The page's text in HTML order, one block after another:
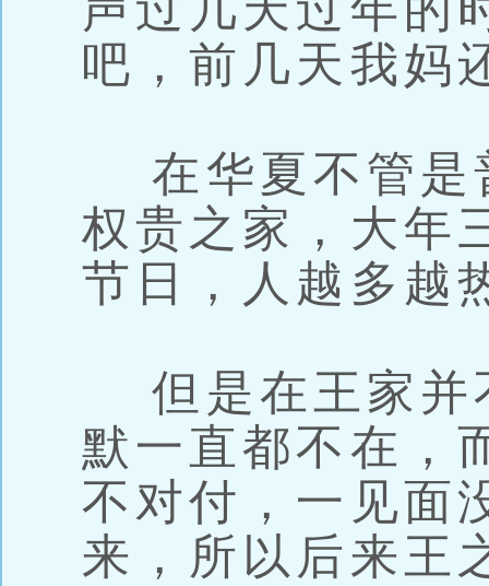
吧，前几天我妈
在华夏不管是
权贵之家，大年
节日，人越多越
但是在王家并
默一直都不在，
不对付，一见面
来，所以后来王